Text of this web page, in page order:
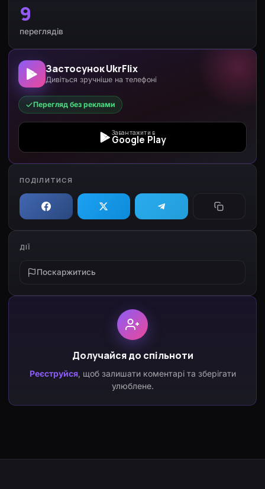
9
переглядів
Застосунок UkrFlix
Дивіться зручніше на телефоні
Перегляд без реклами
Завантажити в
Google Play
ПОДІЛИТИСЯ
ДІЇ
Поскаржитись
Долучайся до спільноти
Реєструйся, щоб залишати коментарі та зберігати
улюблене.